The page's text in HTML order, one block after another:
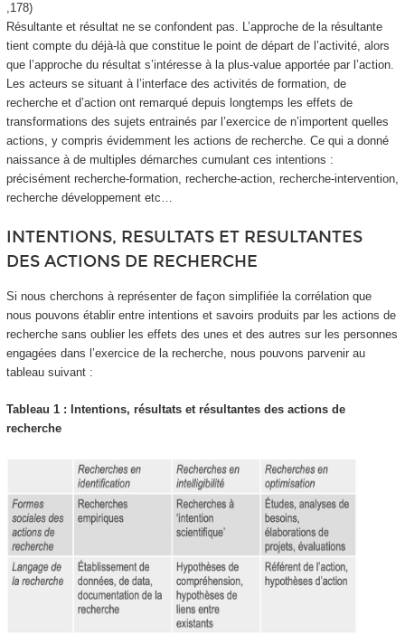
,178)
Résultante et résultat ne se confondent pas. L’approche de la résultante
tient compte du déjà-là que constitue le point de départ de l’activité, alors
que l’approche du résultat s’intéresse à la plus-value apportée par l’action.
Les acteurs se situant à l’interface des activités de formation, de
recherche et d’action ont remarqué depuis longtemps les effets de
transformations des sujets entrainés par l’exercice de n’importent quelles
actions, y compris évidemment les actions de recherche. Ce qui a donné
naissance à de multiples démarches cumulant ces intentions :
précisément recherche-formation, recherche-action, recherche-intervention,
recherche développement etc…
INTENTIONS, RESULTATS ET RESULTANTES
DES ACTIONS DE RECHERCHE
Si nous cherchons à représenter de façon simplifiée la corrélation que
nous pouvons établir entre intentions et savoirs produits par les actions de
recherche sans oublier les effets des unes et des autres sur les personnes
engagées dans l’exercice de la recherche, nous pouvons parvenir au
tableau suivant :
Tableau 1 : Intentions, résultats et résultantes des actions de
recherche